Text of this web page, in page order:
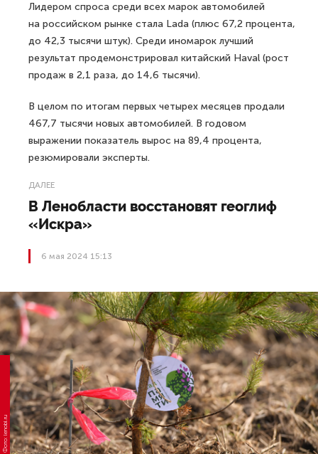
Лидером спроса среди всех марок автомобилей
на российском рынке стала Lada (плюс 67,2 процента,
до 42,3 тысячи штук). Среди иномарок лучший
результат продемонстрировал китайский Haval (рост
продаж в 2,1 раза, до 14,6 тысячи).
В целом по итогам первых четырех месяцев продали
467,7 тысячи новых автомобилей. В годовом
выражении показатель вырос на 89,4 процента,
резюмировали эксперты.
ДАЛЕЕ
В Ленобласти восстановят геоглиф
«Искра»
6 мая 2024 15:13
Фото: lenobl.ru